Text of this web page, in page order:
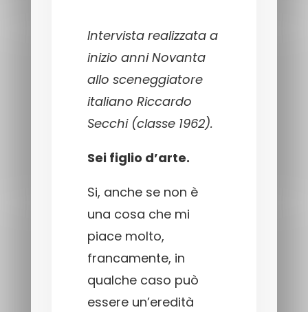
Intervista realizzata a
inizio anni Novanta
allo sceneggiatore
italiano Riccardo
Secchi (classe 1962).
Sei figlio d’arte.
Si, anche se non è
una cosa che mi
piace molto,
francamente, in
qualche caso può
essere un’eredità